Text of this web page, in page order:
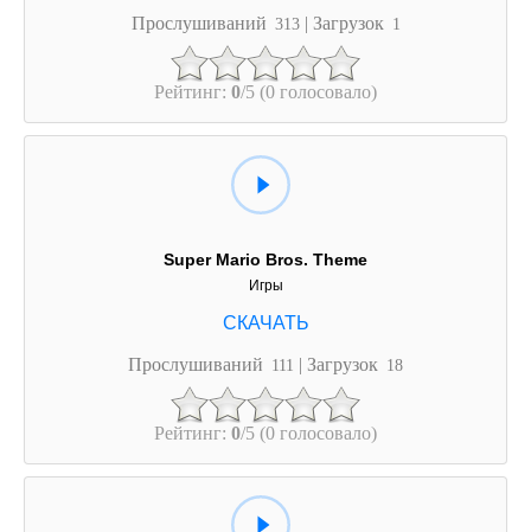
Прослушиваний 313 | Загрузок 1
Рейтинг: 0/5 (0 голосовало)
Super Mario Bros. Theme
Игры
Прослушиваний 111 | Загрузок 18
Рейтинг: 0/5 (0 голосовало)